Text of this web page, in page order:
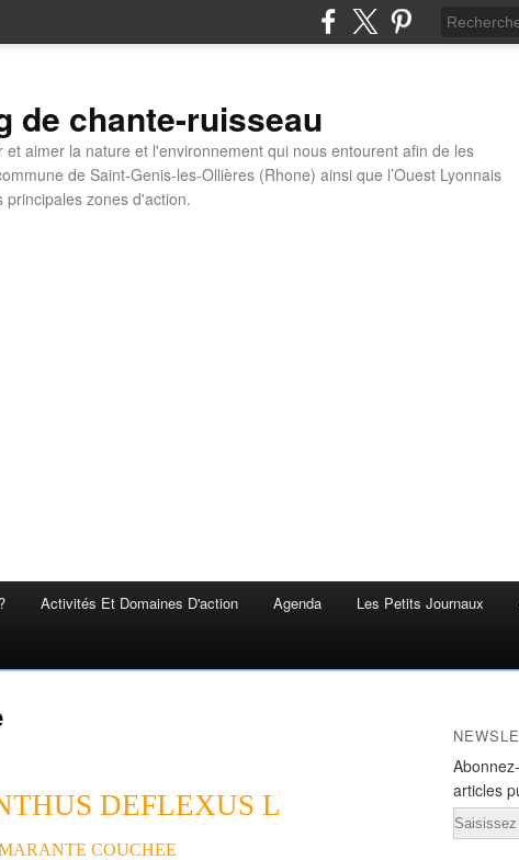
de chante-ruisseau
et aimer la nature et l'environnement qui nous entourent afin de les
de Saint-Genis-les-Ollières (Rhone) ainsi que l’Ouest Lyonnais
principales zones d'action.
Activités Et Domaines D'action Agenda Les Petits Journaux
DEFLEXUS L
COUCHEE
articles
Email